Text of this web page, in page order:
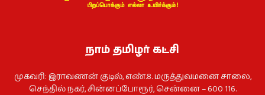
நாம் தமிழர் கட்சி
முகவரி: இராவணன் குடில், எண்.8. மருத்துவமனை சாலை,
செந்தில் நகர், சின்னப்போரூர், சென்னை – 600 116.